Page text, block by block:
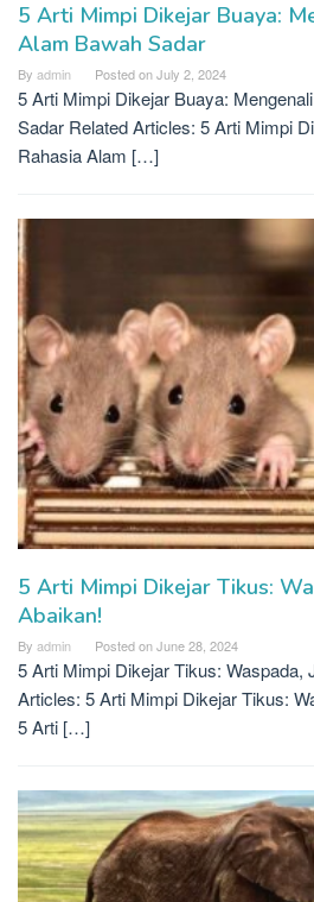
5 Arti Mimpi Dikejar Buaya:
Alam Bawah Sadar
By admin Posted onJuly 2, 2024
5 Arti Mimpi Dikejar Buaya:
Sadar Related Articles: 5 Arti Mimpi
Rahasia Alam […]
5 Arti Mimpi Dikejar Tikus:
Abaikan!
By admin Posted onJune 28, 2024
5 Arti Mimpi Dikejar Tikus: Waspada,
Articles: 5 Arti Mimpi Dikejar Tikus:
5 Arti […]